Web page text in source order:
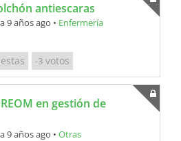
antiescaras
9 años ago • Enfermería
-3 votos
en gestión de
9 años ago • Otras